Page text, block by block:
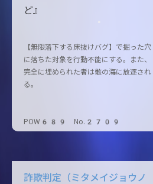
ど』
【無限落下する床抜けバグ】で掘った穴
に落ちた対象を行動不能にする。また、
完全に埋められた者は骸の海に放逐され
る。
POW689 No.2709
詐欺判定（ミタメイジョウノ